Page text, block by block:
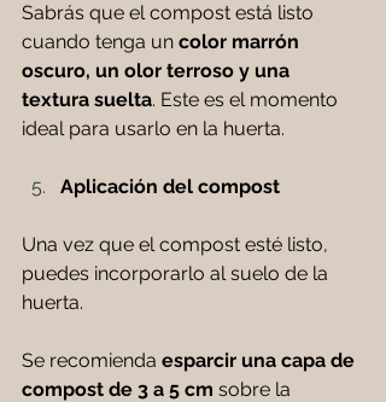
Sabrás que el compost está listo
cuando tenga un color marrón
oscuro, un olor terroso y una
textura suelta. Este es el momento
ideal para usarlo en la huerta.
Aplicación del compost
Una vez que el compost esté listo,
puedes incorporarlo al suelo de la
huerta.
Se recomienda esparcir una capa de
compost de 3 a 5 cm sobre la